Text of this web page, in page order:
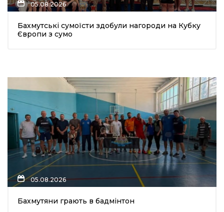
05.08.2026
Бахмутські сумоїсти здобули нагороди на Кубку
Європи з сумо
05.08.2026
Бахмутяни грають в бадмінтон